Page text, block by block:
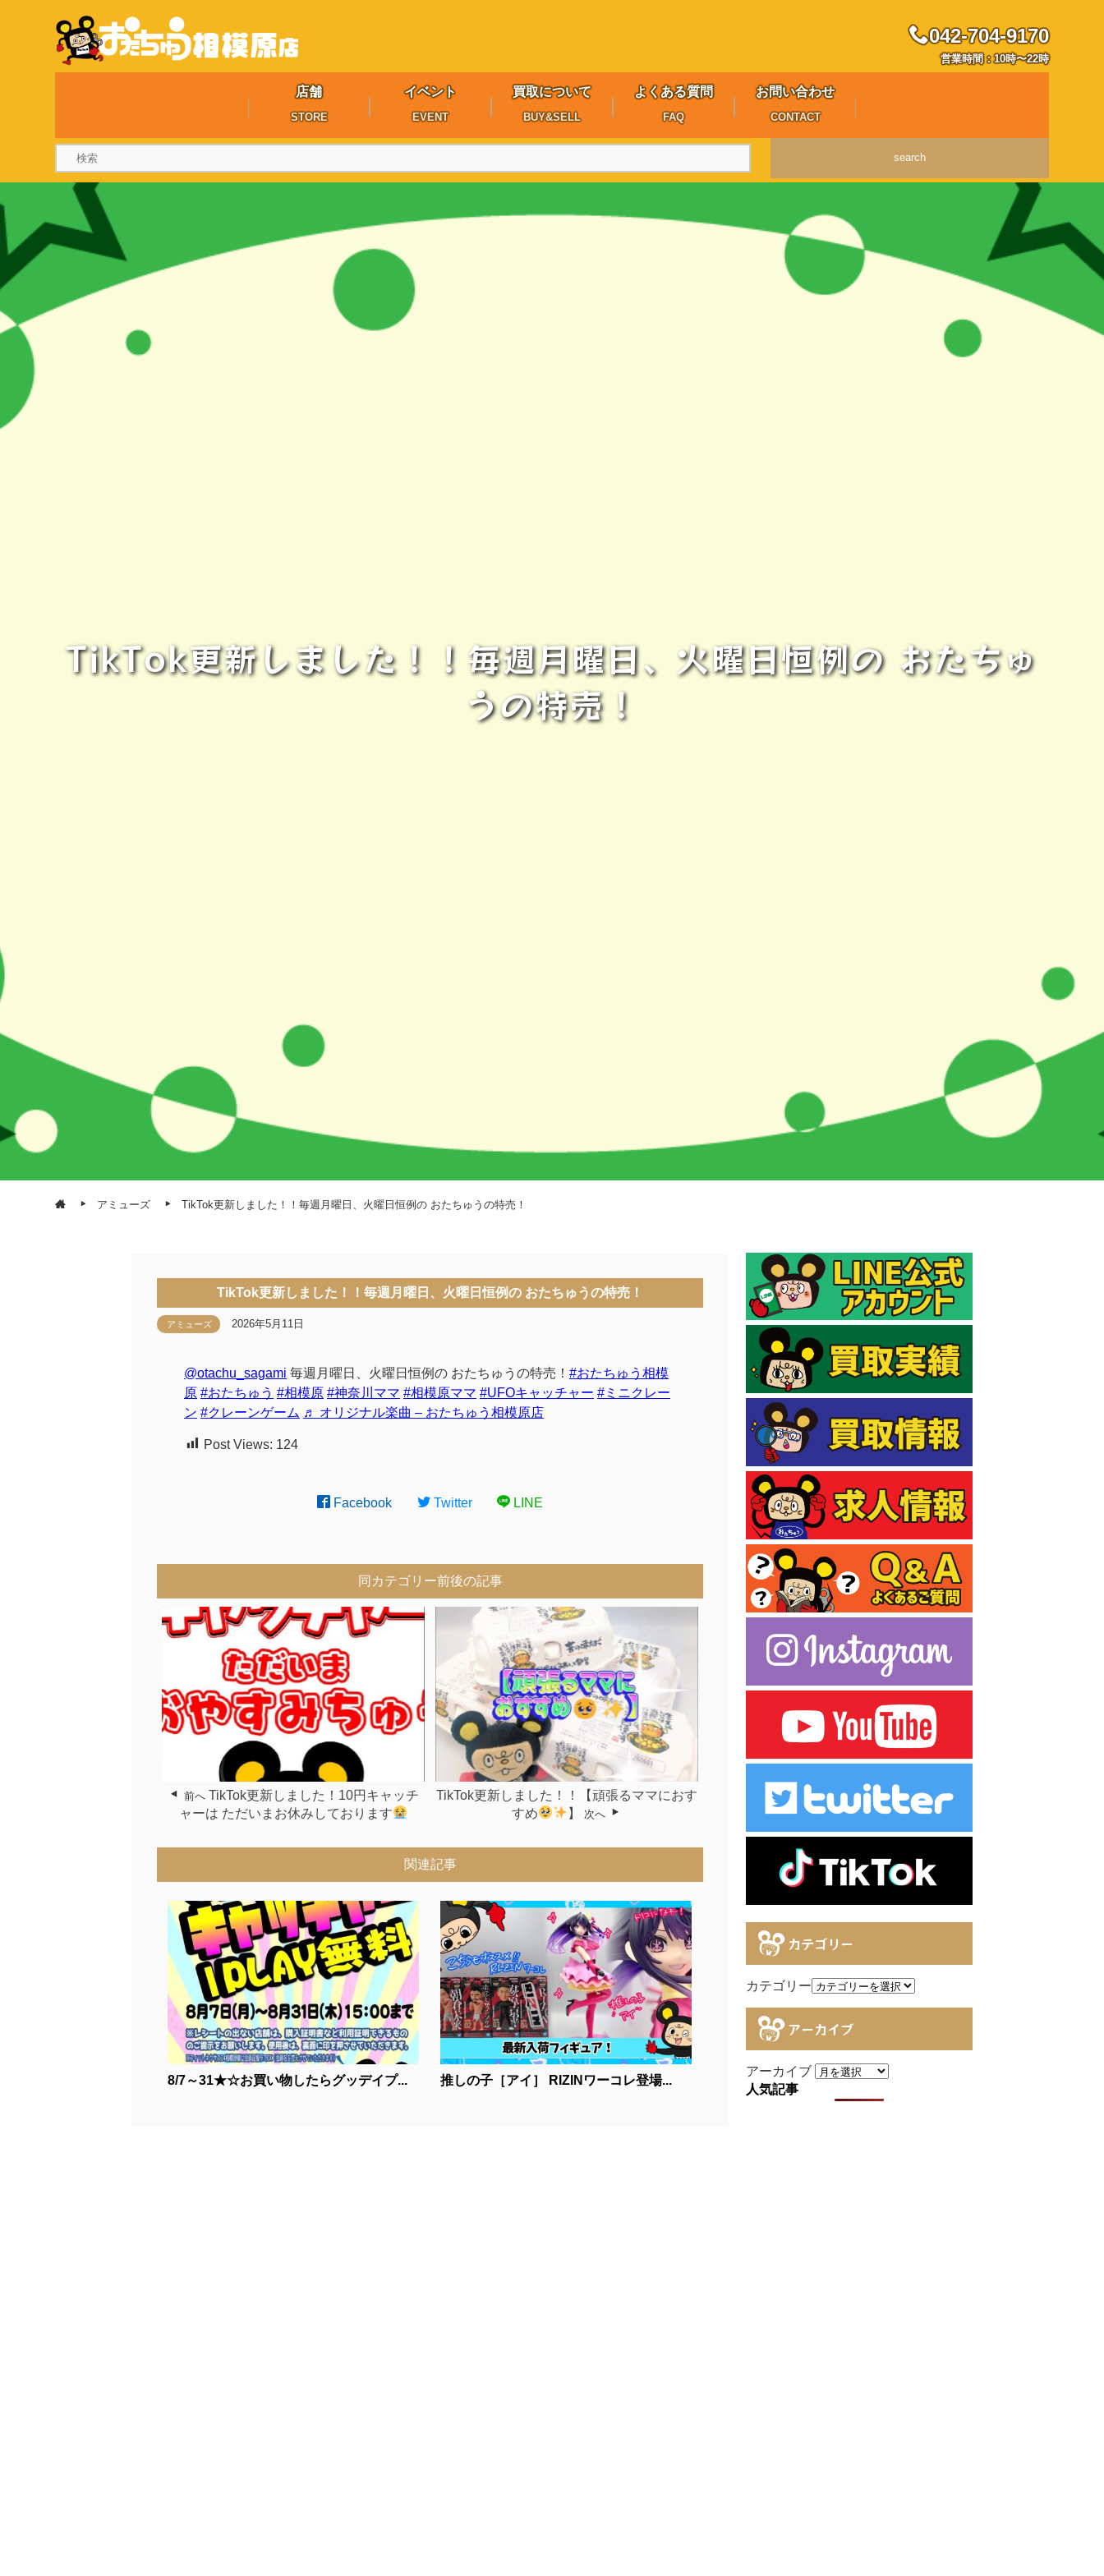
042-704-9170
営業時間：10時〜22時
店舗
STORE
イベント
EVENT
買取について
BUY&SELL
よくある質問
FAQ
お問い合わせ
CONTACT
search
TikTok更新しました！！毎週月曜日、火曜日恒例の おたちゅ
うの特売！
アミューズ TikTok更新しました！！毎週月曜日、火曜日恒例の おたちゅうの特売！
TikTok更新しました！！毎週月曜日、火曜日恒例の おたちゅうの特売！
アミューズ 2026年5月11日
@otachu_sagami 毎週月曜日、火曜日恒例の おたちゅうの特売！ #おたちゅう相模
原 #おたちゅう #相模原 #神奈川ママ #相模原ママ #UFOキャッチャー #ミニクレー
ン #クレーンゲーム ♬ オリジナル楽曲 – おたちゅう相模原店
Post Views: 124
Facebook Twitter LINE
同カテゴリー前後の記事
前へ TikTok更新しました！10円キャッチ
ャーは ただいまお休みしております
TikTok更新しました！！【頑張るママにおす
すめ
】 次へ
関連記事
8/7～31★☆お買い物したらグッデイプ... 推しの子［アイ］ RIZINワーコレ登場...
カテゴリー
カテゴリー
アーカイブ
アーカイブ
人気記事